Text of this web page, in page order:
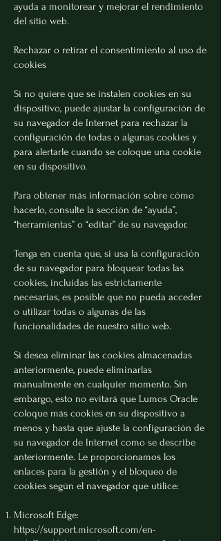
ayuda a monitorear y mejorar el rendimiento
del sitio web.
Rechazar o retirar el consentimiento al uso de
cookies
Si no quiere que se instalen cookies en su
dispositivo, puede ajustar la configuración de
su navegador de Internet para rechazar la
configuración de todas o algunas cookies y
para alertarle cuando se coloque una cookie
en su dispositivo.
Para obtener más información sobre cómo
hacerlo, consulte la sección de “ayuda”,
“herramientas” o “editar” de su navegador.
Tenga en cuenta que, si usa la configuración
de su navegador para bloquear todas las
cookies, incluidas las estrictamente
necesarias, es posible que no pueda acceder
o utilizar todas o algunas de las
funcionalidades de nuestro sitio web.
Si desea eliminar las cookies almacenadas
anteriormente, puede eliminarlas
manualmente en cualquier momento. Sin
embargo, esto no evitará que Lumos Oracle
coloque más cookies en su dispositivo a
menos y hasta que ajuste la configuración de
su navegador de Internet como se describe
anteriormente. Le proporcionamos los
enlaces para la gestión y el bloqueo de
cookies según el navegador que utilice:
Microsoft Edge:
https://support.microsoft.com/en-